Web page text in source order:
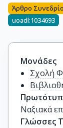
Άρθρο
uoadl:1034693
Μονάδες
Σχολή
Ναξιακά
Γλώσσες